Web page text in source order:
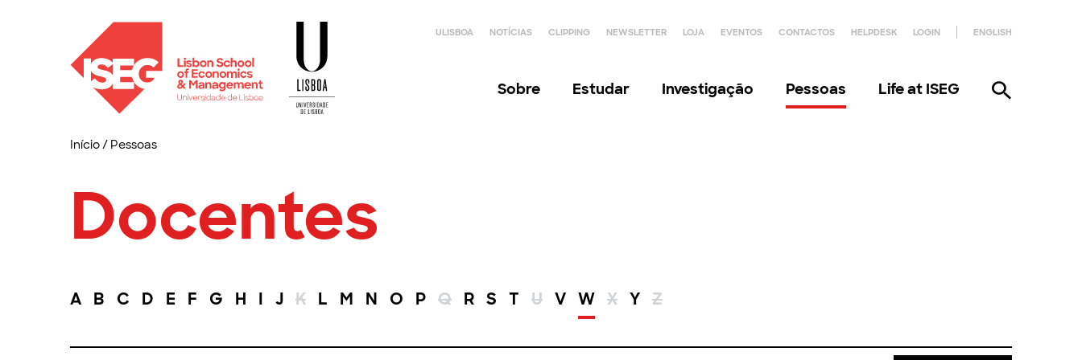
ULISBOA NOTÍCIAS CLIPPING NEWSLETTER LOJA EVENTOS CONTACTOS HELPDESK LOGIN ENGLISH
Sobre Estudar Investigação Pessoas Life at ISEG
Início/ Pessoas
Docentes
A B C D E F G H I J K L M N O P Q R S T U V W X Y Z